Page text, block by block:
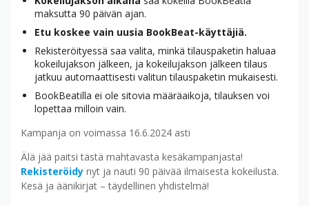
maksutta 90 päivän ajan.
Etu koskee vain uusia BookBeat-käyttäjiä.
Rekisteröityessä saa valita, minkä tilauspaketin haluaa
kokeilujakson jälkeen, ja kokeilujakson jälkeen tilaus
jatkuu automaattisesti valitun tilauspaketin mukaisesti.
BookBeatilla ei ole sitovia määräaikoja, tilauksen voi
lopettaa milloin vain.
Kampanja on voimassa 16.6.2024 asti
Älä jää paitsi tästä mahtavasta kesäkampanjasta!
Rekisteröidy nyt ja nauti 90 päivää ilmaisesta kokeilusta.
Kesä ja äänikirjat – täydellinen yhdistelmä!